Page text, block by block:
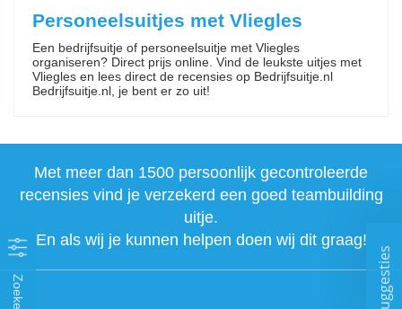
Zoeken
Personeelsuitjes met Vliegles
Een bedrijfsuitje of personeelsuitje met Vliegles
organiseren? Direct prijs online. Vind de leukste uitjes met
Vliegles en lees direct de recensies op Bedrijfsuitje.nl
Bedrijfsuitje.nl, je bent er zo uit!
Met meer dan 1500 persoonlijk gecontroleerde
recensies vind je verzekerd een goed teambuilding
uitje.
En als wij je kunnen helpen doen wij dit graag!
Suggesties